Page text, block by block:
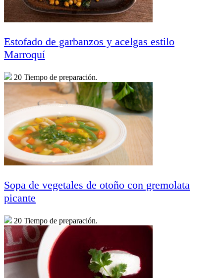
Estofado de garbanzos y acelgas estilo
Marroquí
20 Tiempo de preparación.
Sopa de vegetales de otoño con gremolata
picante
20 Tiempo de preparación.